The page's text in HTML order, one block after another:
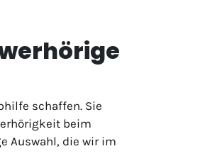
schaffen. Sie
beim
Auswahl, die wir im